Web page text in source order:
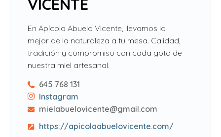
VICENTE
En Apícola Abuelo Vicente, llevamos lo
mejor de la naturaleza a tu mesa. Calidad,
tradición y compromiso con cada gota de
nuestra miel artesanal.
645 768 131
Instagram
mielabuelovicente@gmail.com
https://apicolaabuelovicente.com/